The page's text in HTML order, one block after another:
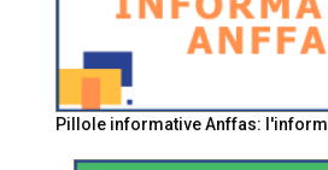
Pillole informative Anffas: